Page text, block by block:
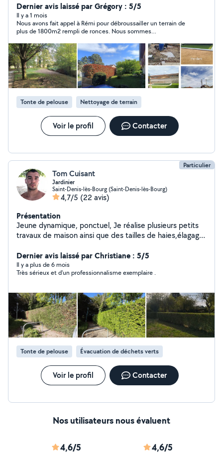
Dernier avis laissé par Grégory : 5/5
Il y a 1 mois
Nous avons fait appel à Rémi pour débroussailler un terrain de
plus de 1800m2 rempli de ronces. Nous sommes
demi. Nous n’hésiterons pas à faire appel à lui régulièrement et
nous le recommandons à 100% !! Merci beaucoup 😊
Tonte de pelouse Nettoyage de terrain
Voir le profil Contacter
Particulier
Tom Cuisant
Jardinier
Saint-Denis-lès-Bourg (Saint-Denis-lès-Bourg)
4,7/5 (22 avis)
Présentation
Jeune dynamique, ponctuel, Je réalise plusieurs petits
travaux de maison ainsi que des tailles de haies,élagage,
débarrasser vos caves garages, combles, greniers.
Dernier avis laissé par Christiane : 5/5
Il y a plus de 6 mois
Très sérieux et d'un professionnalisme exemplaire .
Tonte de pelouse Évacuation de déchets verts
Voir le profil Contacter
Nos utilisateurs nous évaluent
4,6/5 4,6/5